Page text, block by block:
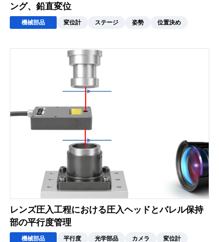
ング、鉛直変位
機械部品 変位計 ステージ 姿勢 位置決め
レンズ圧入工程における圧入ヘッドとバレル保持
部の平行度管理
機械部品 平行度 光学部品 カメラ
変位計